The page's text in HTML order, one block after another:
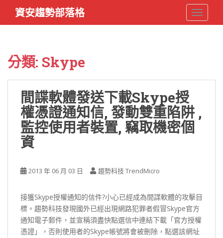
i
資安趨勢部落格
分類: Skype
間諜軟體發送下載Skype授
權憑證通知信, 發動雙重陷阱 ,
監控使用者裝置, 竊取機密個
資
2013 年 06 月 03 日 趨勢科技 TrendMicro
接獲Skype授權通知的信件?小心已經成為間諜軟體的攻擊目
標。趨勢科技發現國外已經出現網路犯罪者假冒Skype官方
通知電子郵件，並宣稱須盡快點選信中連結下載「官方授權
憑證」，否則使用者的Skype帳號將會被刪除，點選該網址